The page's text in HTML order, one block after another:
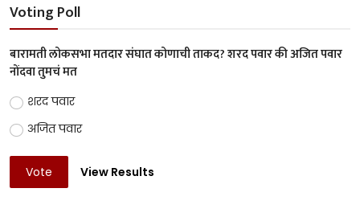
Voting Poll
बारामती लोकसभा मतदार संघात कोणाची ताकद? शरद पवार की अजित पवार
नोंदवा तुमचं मत
शरद पवार
अजित पवार
Vote View Results